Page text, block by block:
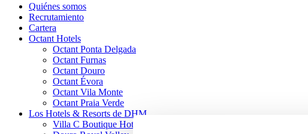
Quiénes somos
Recrutamiento
Cartera
Octant Hotels
Octant Ponta Delgada
Octant Furnas
Octant Douro
Octant Évora
Octant Vila Monte
Octant Praia Verde
Los Hotels & Resorts de DHM
Villa C Boutique Hotel